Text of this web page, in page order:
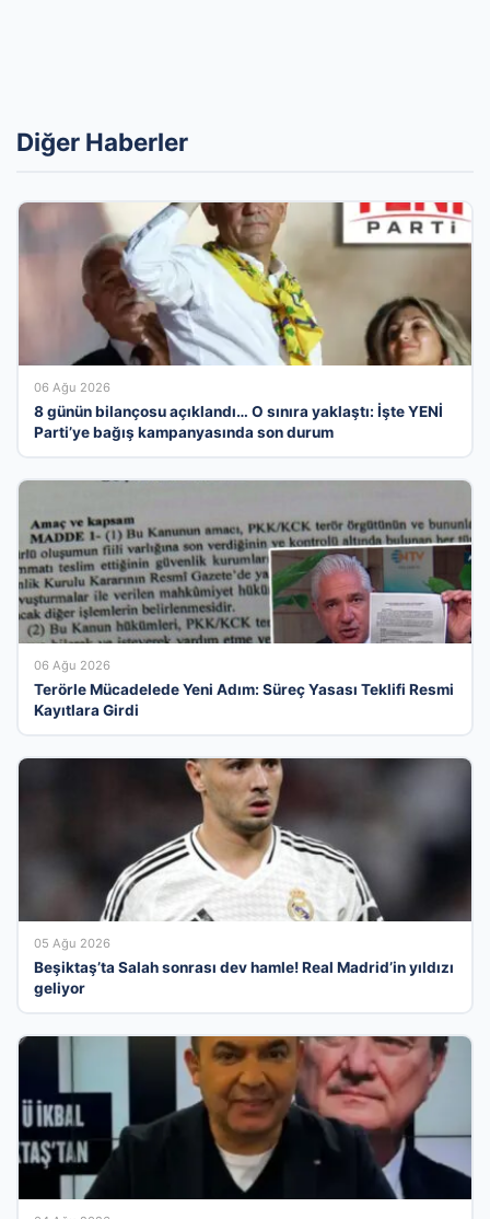
Diğer Haberler
06 Ağu 2026
8 günün bilançosu açıklandı… O sınıra yaklaştı: İşte YENİ
Parti’ye bağış kampanyasında son durum
06 Ağu 2026
Terörle Mücadelede Yeni Adım: Süreç Yasası Teklifi Resmi
Kayıtlara Girdi
05 Ağu 2026
Beşiktaş’ta Salah sonrası dev hamle! Real Madrid’in yıldızı
geliyor